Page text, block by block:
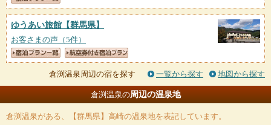
ゆうあい旅館 【群馬県】
お客さまの声（5件）
倉渕温泉周辺の宿を探す 一覧から探す 地図から探す
倉渕温泉の周辺の温泉地
倉渕温泉がある、【群馬県】高崎の温泉地を表記しています。